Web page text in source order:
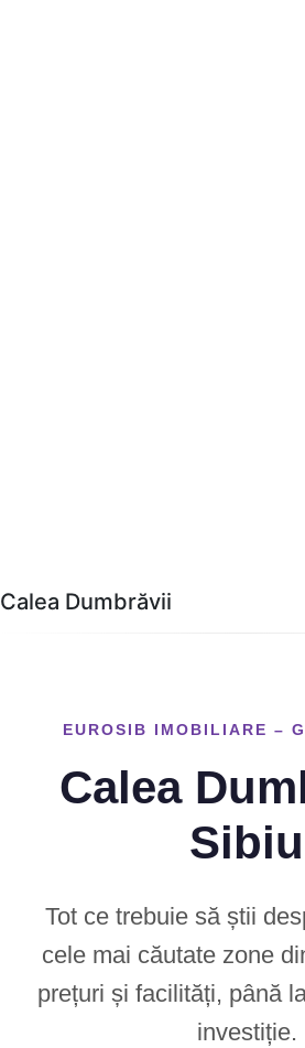
Calea Dumbrăvii
EUROSIB IMOBILIARE –
Calea
Sibiu
Tot ce trebuie să știi
cele mai căutate zone
prețuri și facilități, până
investiție.